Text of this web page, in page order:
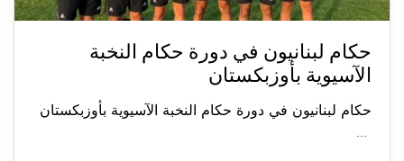
حكام لبنانيون في دورة حكام النخبة
الآسيوية بأوزبكستان
حكام لبنانيون في دورة حكام النخبة الآسيوية بأوزبكستان
...